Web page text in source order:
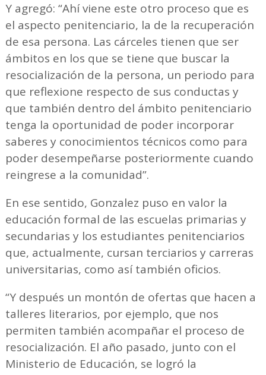
Y agregó: “Ahí viene este otro proceso que es
el aspecto penitenciario, la de la recuperación
de esa persona. Las cárceles tienen que ser
ámbitos en los que se tiene que buscar la
resocialización de la persona, un periodo para
que reflexione respecto de sus conductas y
que también dentro del ámbito penitenciario
tenga la oportunidad de poder incorporar
saberes y conocimientos técnicos como para
poder desempeñarse posteriormente cuando
reingrese a la comunidad”.
En ese sentido, Gonzalez puso en valor la
educación formal de las escuelas primarias y
secundarias y los estudiantes penitenciarios
que, actualmente, cursan terciarios y carreras
universitarias, como así también oficios.
“Y después un montón de ofertas que hacen a
talleres literarios, por ejemplo, que nos
permiten también acompañar el proceso de
resocialización. El año pasado, junto con el
Ministerio de Educación, se logró la